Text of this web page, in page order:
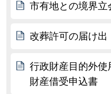
市有地との境界立
改葬許可の届け出
行政財産目的外使
財産借受申込書